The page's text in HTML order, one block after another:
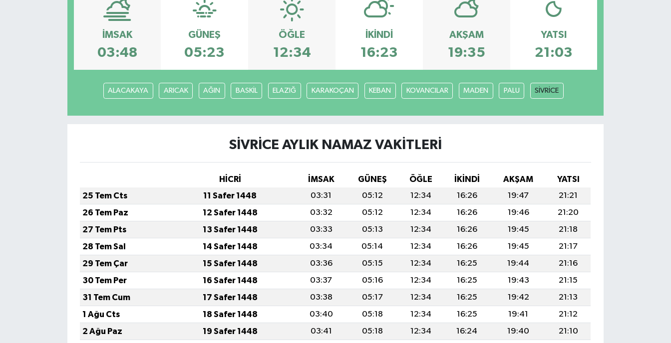
İMSAK
03:48
GÜNEŞ
05:23
ÖĞLE
12:34
İKINDI
16:23
AKŞAM
19:35
YATSI
21:03
ALACAKAYA ARICAK AĞIN BASKİL ELAZIĞ KARAKOÇAN KEBAN KOVANCILAR MADEN PALU SİVRİCE
SİVRİCE AYLIK NAMAZ VAKITLERI
HİCRİ İMSAK GÜNEŞ ÖĞLE İKINDI AKŞAM
YATSI
25 Tem Cts
11 Safer 1448 03:31 05:12 12:34 16:26 19:47
21:21
26 Tem Paz
12 Safer 1448 03:32 05:12 12:34 16:26 19:46
21:20
27 Tem Pts
13 Safer 1448 03:33 05:13 12:34 16:26 19:45
21:18
28 Tem Sal
14 Safer 1448 03:34 05:14 12:34 16:26 19:45
21:17
29 Tem Çar
15 Safer 1448 03:36 05:15 12:34 16:25 19:44
21:16
30 Tem Per
16 Safer 1448 03:37 05:16 12:34 16:25 19:43
21:15
31 Tem Cum
17 Safer 1448 03:38 05:17 12:34 16:25 19:42
21:13
1 Ağu Cts
18 Safer 1448 03:40 05:18 12:34 16:25 19:41
21:12
2 Ağu Paz
19 Safer 1448 03:41 05:18 12:34 16:24 19:40
21:10